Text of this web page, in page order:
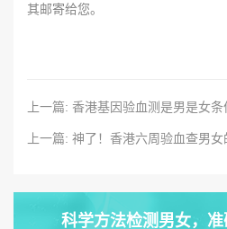
其邮寄给您。
上一篇: 神了！香港六周验血查男
科学方法检测男女，